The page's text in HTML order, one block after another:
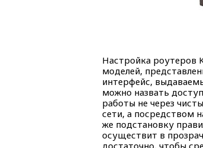
Настройка роутеров
моделей,
интерфейс,
можно назвать
работы не через
сети, а посредством
же подстановку
осуществит в
достаточно, чтобы